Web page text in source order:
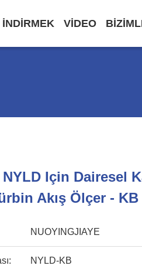
INDIRMEK VIDEO
NYLD Için Dairesel
Akış Ölçer - KB
NUOYINGJIAYE
NYLD-KB